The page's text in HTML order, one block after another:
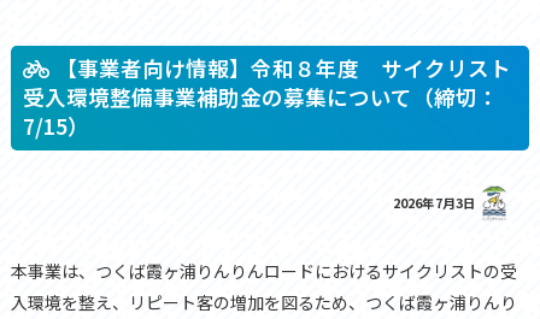
【事業者向け情報】令和８年度 サイクリスト
受入環境整備事業補助金の募集について（締切：
7/15）
2026年7月3日
本事業は、つくば霞ヶ浦りんりんロードにおけるサイクリストの受
入環境を整え、リピート客の増加を図るため、つくば霞ヶ浦りんり